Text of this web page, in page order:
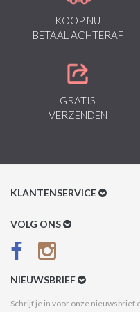
KOOP NU
BETAAL ACHTERAF
GRATIS
VERZENDEN
KLANTENSERVICE
Klantenservice
Betaalmethoden
VOLG ONS
NIEUWSBRIEF
Schrijf je in voor onze nieuwsbrief